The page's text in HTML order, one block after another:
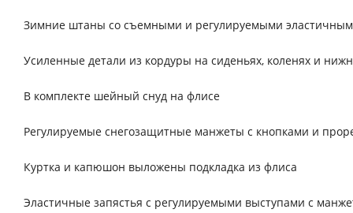
Зимние штаны со съемными и регулируемыми
Усиленные детали из кордуры на сиденьях, коленях и
В комплекте шейный снуд на флисе
Регулируемые снегозащитные манжеты с кнопками и
Куртка и капюшон выложены подкладка из флиса
Эластичные запястья с регулируемыми выступами с